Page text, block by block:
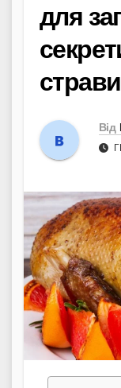
для
страви
Від